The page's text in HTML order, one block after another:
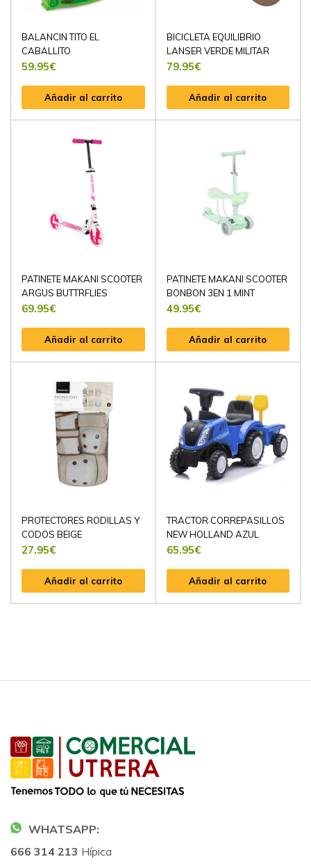
BALANCIN TITO EL
CABALLITO
59.95€
Añadir al carrito
BICICLETA EQUILIBRIO
LANSER VERDE MILITAR
79.95€
Añadir al carrito
PATINETE MAKANI SCOOTER
ARGUS BUTTRFLIES
69.95€
Añadir al carrito
PATINETE MAKANI SCOOTER
BONBON 3EN 1 MINT
49.95€
Añadir al carrito
PROTECTORES RODILLAS Y
CODOS BEIGE
27.95€
Añadir al carrito
TRACTOR CORREPASILLOS
NEW HOLLAND AZUL
65.95€
Añadir al carrito
WHATSAPP:
666 314 213 Hípica